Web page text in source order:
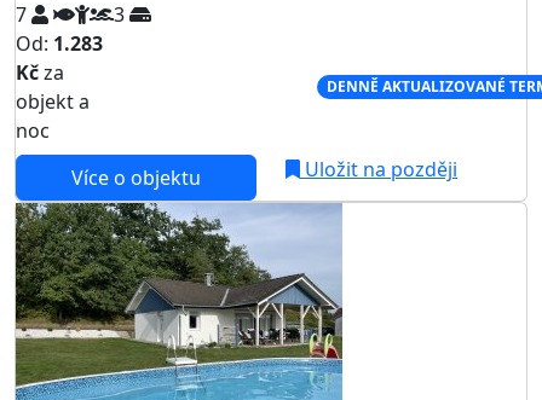
7
3
Od: 1.283
Kčza
objekt a
noc
DENNĚ AKTUALIZOVANÉ
Více o objektu Uložit na později